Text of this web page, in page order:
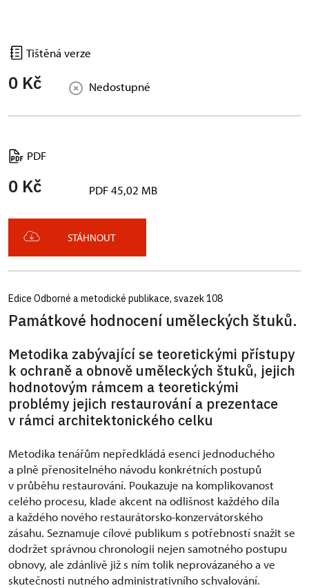
Tištěná verze
0 Kč Nedostupné
PDF
0 Kč PDF 45,02 MB
STÁHNOUT
Edice Odborné a metodické publikace, svazek 108
Památkové hodnocení uměleckých štuků.
Metodika zabývající se teoretickými přístupy
k ochraně a obnově uměleckých štuků, jejich
hodnotovým rámcem a teoretickými
problémy jejich restaurování a prezentace
v rámci architektonického celku
Metodika tenářům nepředkládá esenci jednoduchého
a plně přenositelného návodu konkrétních postupů
v průběhu restaurování. Poukazuje na komplikovanost
celého procesu, klade akcent na odlišnost každého díla
a každého nového restaurátorsko-konzervátorského
zásahu. Seznamuje cílové publikum s potřebností snažit se
dodržet správnou chronologii nejen samotného postupu
obnovy, ale zdánlivě již s ním tolik neprovázaného a ve
skutečnosti nutného administrativního schvalování.